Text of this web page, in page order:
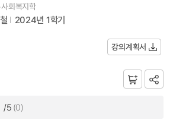
회복지학
2024년 1학기
강의계획서
/5 (0)